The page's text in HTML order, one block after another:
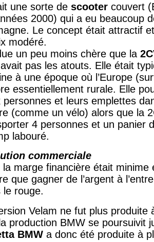
une sorte de scooter couvert
2000) qui a eu beaucoup
Le concept était attractif
modéré.
un peu moins chère que la
avait pas les atouts. Elle était
à une époque où l’Europe
essentiellement rurale. Elle
personnes et leurs emplettes
(comme un vélo) alors que la
4 personnes et un panier
labouré.
commerciale
la marge financière était minime
que gagner de l’argent à
le rouge.
Velam ne fut plus produite
production BMW se poursuivit
BMW a donc été produite à